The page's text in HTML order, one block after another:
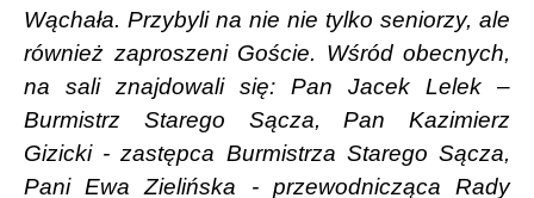
Wąchała. Przybyli na nie nie tylko seniorzy, ale
również zaproszeni Goście. Wśród obecnych,
na sali znajdowali się: Pan Jacek Lelek –
Burmistrz Starego Sącza, Pan Kazimierz
Gizicki - zastępca Burmistrza Starego Sącza,
Pani Ewa Zielińska - przewodnicząca Rady